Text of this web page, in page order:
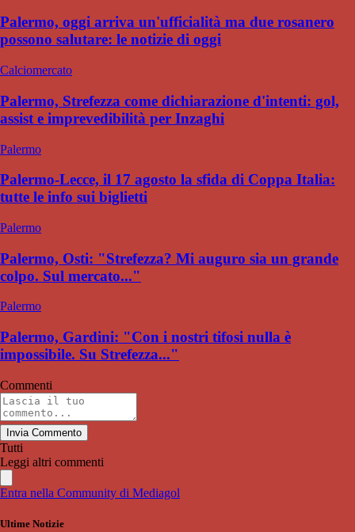
Palermo, oggi arriva un'ufficialità ma due rosanero
possono salutare: le notizie di oggi
Calciomercato
Palermo, Strefezza come dichiarazione d'intenti: gol,
assist e imprevedibilità per Inzaghi
Palermo
Palermo-Lecce, il 17 agosto la sfida di Coppa Italia:
tutte le info sui biglietti
Palermo
Palermo, Osti: "Strefezza? Mi auguro sia un grande
colpo. Sul mercato..."
Palermo
Palermo, Gardini: "Con i nostri tifosi nulla è
impossibile. Su Strefezza..."
Commenti
Invia Commento
Tutti
Leggi altri commenti
Entra nella Community di Mediagol
Ultime Notizie